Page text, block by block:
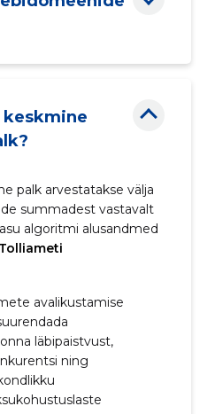
keskmine
palk arvestatakse välja
summadest vastavalt
algoritmi alusandmed
avalikustamise
läbipaistvust,
ning